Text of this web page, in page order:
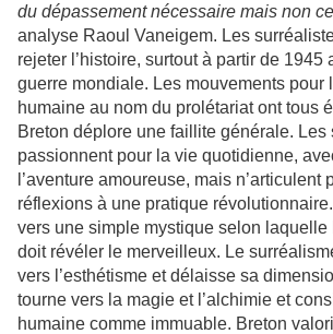
du dépassement nécessaire mais non
analyse Raoul Vaneigem. Les
rejeter l’histoire, surtout à partir de 1945
guerre mondiale. Les mouvements pour
humaine au nom du prolétariat ont tous
Breton déplore une faillite générale. Les
passionnent pour la vie quotidienne,
l’aventure amoureuse, mais n’articulent
réflexions à une pratique
vers une simple mystique selon laquelle
doit révéler le merveilleux. Le
vers l’esthétisme et délaisse sa
tourne vers la magie et l’alchimie et
humaine comme immuable. Breton